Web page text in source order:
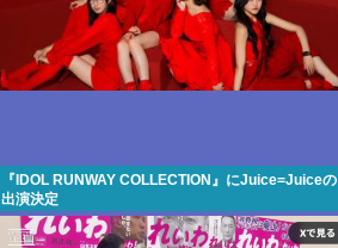
『IDOL RUNWAY COLLECTION』にJuice=Juiceの
出演決定